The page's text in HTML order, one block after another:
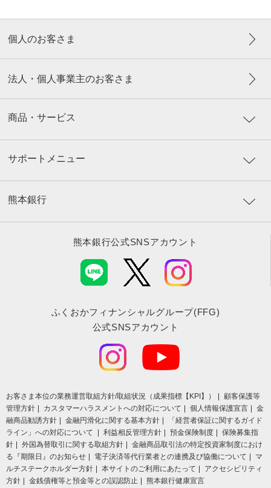
個人のお客さま
法人・個人事業主のお客さま
商品・サービス
サポートメニュー
熊本銀行
熊本銀行公式SNSアカウント
ふくおかフィナンシャルグループ(FFG)
公式SNSアカウント
お客さま本位の業務運営取組⽅針/取組状況（成果指標【KPI】）
顧客保護等
管理方針
カスタマーハラスメントへの対応について 個人情報保護宣言
金
融商品勧誘方針
金融円滑化に関する基本方針
「経営者保証に関するガイド
ライン」への対応について
利益相反管理方針 預金保険制度
保険募集指
針
外国為替取引に関する取組方針
金融商品取引法の特定投資家制度におけ
る『期限日』のお知らせ
電子決済等代行業者との連携及び協働について
マ
ルチステークホルダー方針
本サイトのご利用にあたって
アクセシビリティ
方針
金銭債権等と預金等との誤認防止 熊本銀行健康宣言